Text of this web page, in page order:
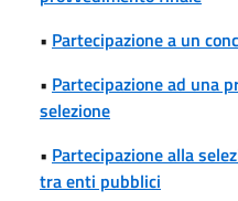
• Partecipazione a un
• Partecipazione ad una
selezione
• Partecipazione alla
tra enti pubblici